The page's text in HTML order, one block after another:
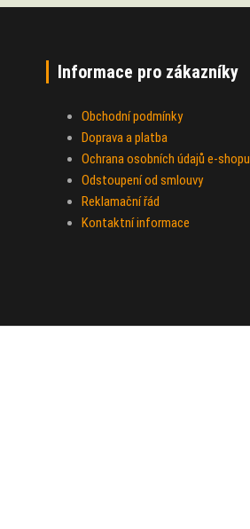
Informace pro zákazníky
Obchodní podmínky
Doprava a platba
Ochrana osobních údajů e-shopu
Odstoupení od smlouvy
Reklamační řád
Kontaktní informace